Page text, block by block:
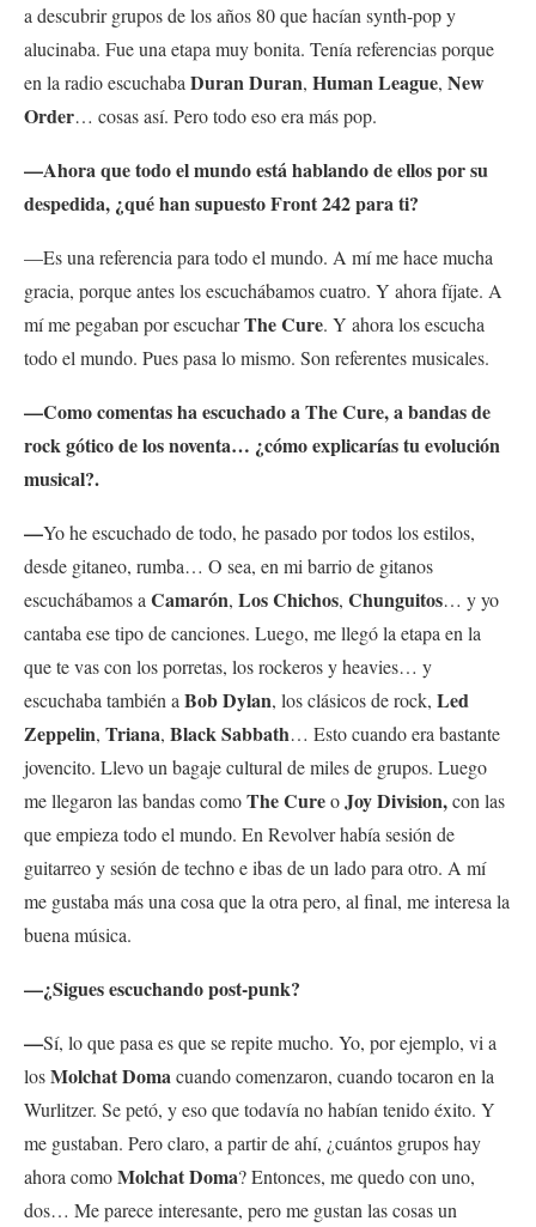
a descubrir grupos de los años 80 que hacían synth-pop y
alucinaba. Fue una etapa muy bonita. Tenía referencias porque
en la radio escuchaba Duran Duran, Human League, New
Order… cosas así. Pero todo eso era más pop.
—Ahora que todo el mundo está hablando de ellos por su
despedida, ¿qué han supuesto Front 242 para ti?
—Es una referencia para todo el mundo. A mí me hace mucha
gracia, porque antes los escuchábamos cuatro. Y ahora fíjate. A
mí me pegaban por escucharThe Cure. Y ahora los escucha
todo el mundo. Pues pasa lo mismo. Son referentes musicales.
—Como comentas ha escuchado a The Cure, a bandas de
rock gótico de los noventa… ¿cómo explicarías tu evolución
musical?.
—Yo he escuchado de todo, he pasado por todos los estilos,
desde gitaneo, rumba… O sea, en mi barrio de gitanos
escuchábamos a Camarón, Los Chichos, Chunguitos… y yo
cantaba ese tipo de canciones. Luego, me llegó la etapa en la
que te vas con los porretas, los rockeros y heavies… y
escuchaba también a Bob Dylan, los clásicos de rock, Led
Zeppelin, Triana, Black Sabbath… Esto cuando era bastante
jovencito. Llevo un bagaje cultural de miles de grupos. Luego
me llegaron las bandas comoThe CureoJoy Division,con las
que empieza todo el mundo. En Revolver había sesión de
guitarreo y sesión de techno e ibas de un lado para otro. A mí
me gustaba más una cosa que la otra pero, al final, me interesa la
buena música.
—¿Sigues escuchando post-punk?
—Sí, lo que pasa es que se repite mucho. Yo, por ejemplo, vi a
losMolchat Domacuando comenzaron, cuando tocaron en la
Wurlitzer. Se petó, y eso que todavía no habían tenido éxito. Y
me gustaban. Pero claro, a partir de ahí, ¿cuántos grupos hay
ahora comoMolchat Doma? Entonces, me quedo con uno,
dos… Me parece interesante, pero me gustan las cosas un